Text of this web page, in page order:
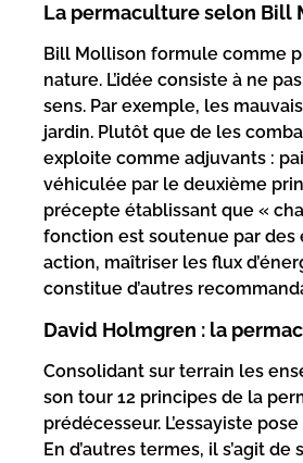
La permaculture selon Bill
Bill Mollison formule comme
nature. L’idée consiste à ne
sens. Par exemple, les
jardin. Plutôt que de les
exploite comme adjuvants :
véhiculée par le deuxième
précepte établissant que «
fonction est soutenue par des
action, maîtriser les flux
constitue d’autres
David Holmgren : la
Consolidant sur terrain les
son tour 12 principes de la
prédécesseur. L’essayiste
En d’autres termes, il s’agit